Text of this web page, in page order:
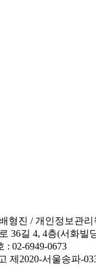
형진 / 개인정보관리
36길 4, 4층(서화빌
: 02-6949-0673
제2020-서울송파-